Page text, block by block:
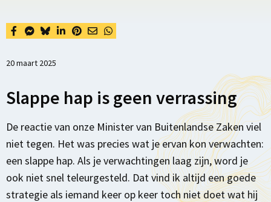
20 maart 2025
Slappe hap is geen verrassing
De reactie van onze Minister van Buitenlandse Zaken viel
niet tegen. Het was precies wat je ervan kon verwachten:
een slappe hap. Als je verwachtingen laag zijn, word je
ook niet snel teleurgesteld. Dat vind ik altijd een goede
strategie als iemand keer op keer toch niet doet wat hij